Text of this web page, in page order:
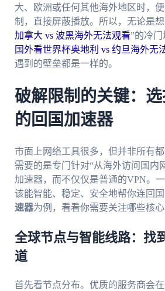
大、欧洲或任何其他海外地区时，
制，直接屏蔽播放。所以，无论是想
加拿大 vs 波黑海外无法观看”的冷
国外看世界杯奥地利 vs 约旦海外无
遇到的壁垒都是一样的。
破解限制的关键：
的回国加速器
市面上网络工具很多，但并非所有
需要的是专门针对“从海外访问国内
加速器，而不仅仅是普通的VPN。
该能智能、稳定、安全地帮你连回
速器为例，看看你需要关注哪些核心
全球节点与智能线路：找
道
首先看节点分布。优质的服务商会